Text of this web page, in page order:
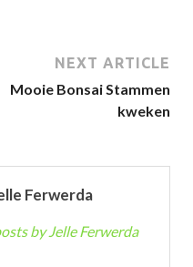
NEXT ARTICLE
Mooie Bonsai Stammen
kweken
Ferwerda
by Jelle Ferwerda